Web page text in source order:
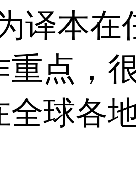
译本在
重点，
全球各